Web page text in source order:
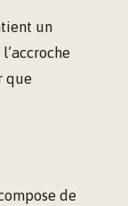
un
que
de